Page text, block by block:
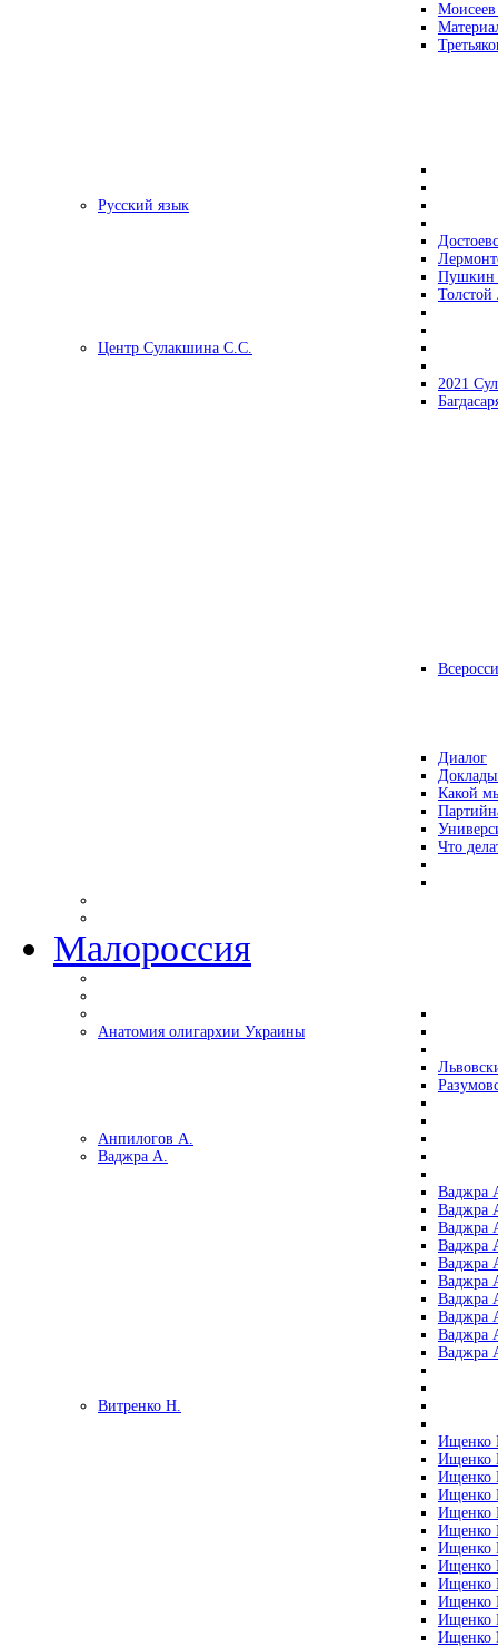
Русский язык
Центр Сулакшина С.С.
2021
Диалог
Какой
Что
Малороссия
Анатомия олигархии Украины
Анпилогов А.
Ваджра А.
Ваджра
Ваджра
Ваджра
Ваджра
Ваджра
Ваджра
Ваджра
Ваджра
Ваджра
Ваджра
Витренко Н.
Ищенко
Ищенко
Ищенко
Ищенко
Ищенко
Ищенко
Ищенко
Ищенко
Ищенко
Ищенко
Ищенко
Ищенко